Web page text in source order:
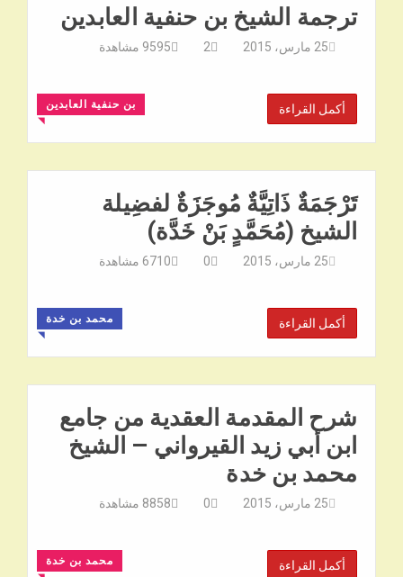
ترجمة الشيخ بن حنفية العابدين
25 مارس، 2015 2
9595 مشاهدة
بن حنفية العابدين
◥
أكمل القراءة
تَرْجَمَةٌ ذَاتِيَّةٌ مُوجَزَةٌ لفضِيلة
الشيخ (مُحَمَّدٍ بَنْ خَدَّة)
25 مارس، 2015 0
6710 مشاهدة
محمد بن خدة
◥
أكمل القراءة
شرح المقدمة العقدية من جامع
ابن أبي زيد القيرواني – الشيخ
محمد بن خدة
25 مارس، 2015 0
8858 مشاهدة
محمد بن خدة أكمل القراءة